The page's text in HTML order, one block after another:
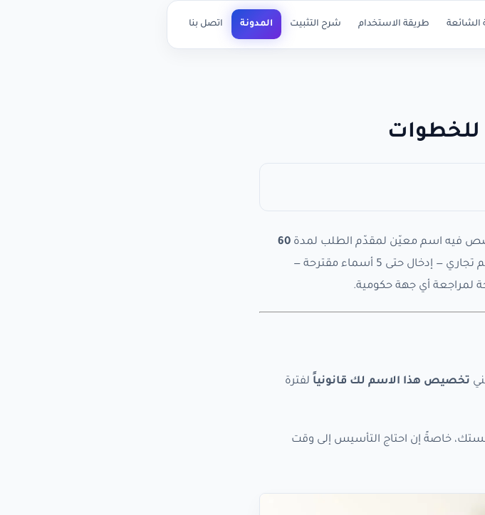
الشائعة طريقة الاستخدام شرح التثبيت المدونة اتصل بنا
يُخصَّص فيه اسم معيّن لمقدّم الطلب لمدة 60
ريثما يستخرج سجله التجاري. الخطوات باختصار: الدخول إلى business.sa — اختيار خدمة حجز اسم تجاري — إدخال حتى 5 أسماء مقترحة —
لمراجعة أي جهة حكومية.
تخصيص هذا الاسم لك قانونياً لفترة
خاصةً إن احتاج التأسيس إلى وقت